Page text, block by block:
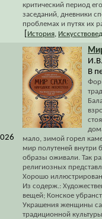
критический период
заседаний, дневники
проблемах и путях их
История
В
мало, зимой горел
мир полутеней внутри
образы оживали. Так
религиозных
Хорошо
Из содерж.:
вещей; Конское
Украшения женщины
традиционной